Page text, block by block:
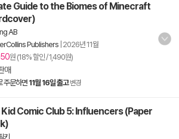
Guide to the Biomes of Minecraft
AB
Publishers 2026년 11월
원 (18% 할인 / 1,490원)
매
주문하면11월 16일 출고 변경
Comic Club 5: Influencers (Paper
키